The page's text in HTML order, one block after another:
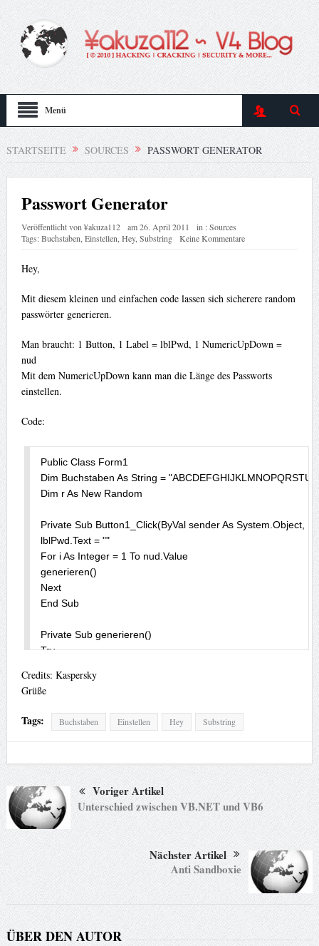
Menü
STARTSEITE SOURCES PASSWORT GENERATOR
Passwort Generator
Veröffentlicht von¥akuza112 am26. April 2011 in :Sources
Tags:Buchstaben Einstellen Hey, Substring Keine Kommentare
Hey,
Mit diesem kleinen und einfachen code lassen sich sicherere random
passwörter generieren.
Man braucht: 1 Button, 1 Label = lblPwd, 1 NumericUpDown =
nud
Mit dem NumericUpDown kann man die Länge des Passworts
einstellen.
Code:
Public Class Form1
Dim Buchstaben As String =
Dim r As New Random
Private Sub Button1_Click(ByVal sender As System.Object,
lblPwd.Text = ""
For i As Integer = 1 To nud.Value
generieren()
Next
End Sub
Private Sub generieren()
Try
Catch ex As Exception
MsgBox(ex.Message)
End Try
End Sub
Credits: Kaspersky
Grüße
Tags: Buchstaben Einstellen Hey Substring
Voriger Artikel
Unterschied zwischen VB.NET und VB6
Nächster Artikel
Anti Sandboxie
ÜBER DEN AUTOR